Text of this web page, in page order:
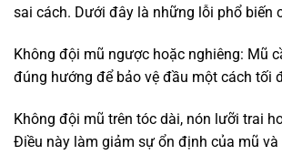
sai cách. Dưới đây là những lỗi phổ biến
Không đội mũ ngược hoặc nghiêng: Mũ
đúng hướng để bảo vệ đầu một cách tối
Không đội mũ trên tóc dài, nón lưỡi trai
Điều này làm giảm sự ổn định của mũ và